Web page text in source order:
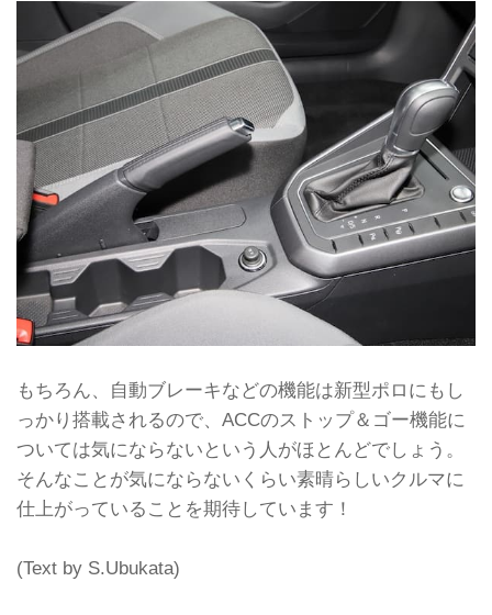
もちろん、自動ブレーキなどの機能は新型ポロにもし
っかり搭載されるので、ACCのストップ＆ゴー機能に
ついては気にならないという人がほとんどでしょう。
そんなことが気にならないくらい素晴らしいクルマに
仕上がっていることを期待しています！
(Text by S.Ubukata)